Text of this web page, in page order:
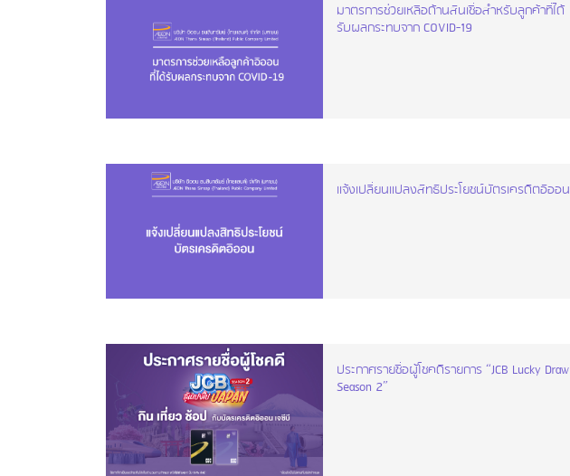
มาตรการช่วยเหลือด้านสินเชื่อสำหรับลูกค้าที่ได้
รับผลกระทบจาก COVID-19
แจ้งเปลี่ยนแปลงสิทธิประโยชน์บัตรเครดิตอิออน
ประกาศรายชื่อผู้โชคดีรายการ “JCB Lucky Draw
Season 2”